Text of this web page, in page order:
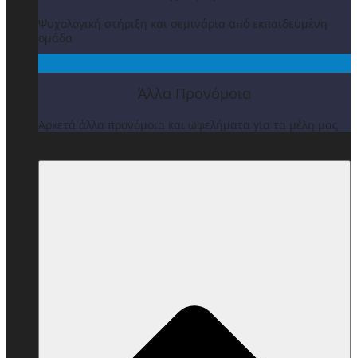
Ψυχολογική στήριξη και σεμινάρια από εκπαιδευμένη
ομάδα
Άλλα Προνόμοια
Αρκετά άλλα προνόμοια και ωφελήματα για τα μέλη μας